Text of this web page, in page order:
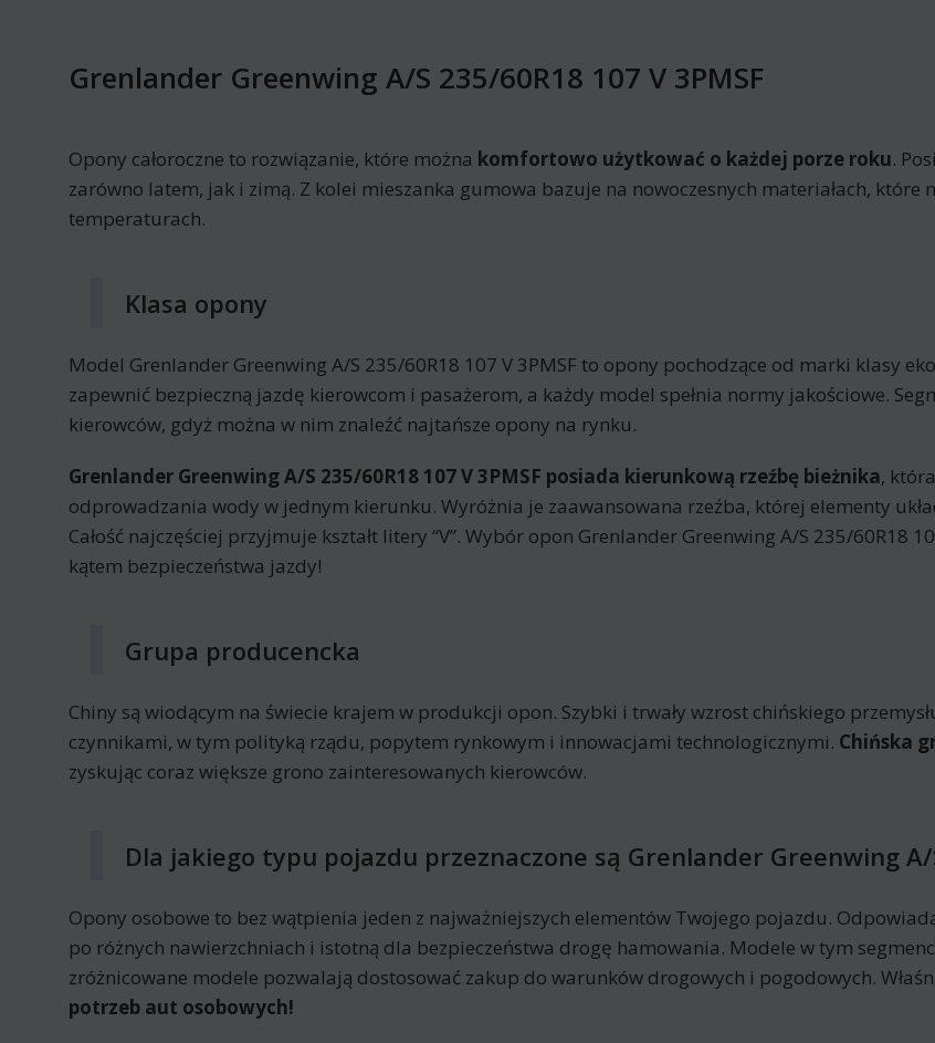
Grenlander Greenwing A/S 235/60R18 107 V 3PMSF
Opony całoroczne to rozwiązanie, które można komfortowo użytkować o każdej porze roku.
zarówno latem, jak i zimą. Z kolei mieszanka gumowa bazuje na nowoczesnych materiałach, które
temperaturach.
Klasa opony
Model Grenlander Greenwing A/S 235/60R18 107 V 3PMSF to opony pochodzące od marki klasy
zapewnić bezpieczną jazdę kierowcom i pasażerom, a każdy model spełnia normy jakościowe.
kierowców, gdyż można w nim znaleźć najtańsze opony na rynku.
Grenlander Greenwing A/S 235/60R18 107 V 3PMSF posiada kierunkową rzeźbę bieżnika,
odprowadzania wody w jednym kierunku. Wyróżnia je zaawansowana rzeźba, której elementy
Całość najczęściej przyjmuje kształt litery “V”. Wybór opon Grenlander Greenwing A/S 235/60R18
kątem bezpieczeństwa jazdy!
Grupa producencka
Chiny są wiodącym na świecie krajem w produkcji opon. Szybki i trwały wzrost chińskiego
czynnikami, w tym polityką rządu, popytem rynkowym i innowacjami technologicznymi. Chińska
zyskując coraz większe grono zainteresowanych kierowców.
Dla jakiego typu pojazdu przeznaczone są Grenlander Greenwing A/
Opony osobowe to bez wątpienia jeden z najważniejszych elementów Twojego pojazdu.
po różnych nawierzchniach i istotną dla bezpieczeństwa drogę hamowania. Modele w tym
zróżnicowane modele pozwalają dostosować zakup do warunków drogowych i pogodowych.
potrzeb aut osobowych!